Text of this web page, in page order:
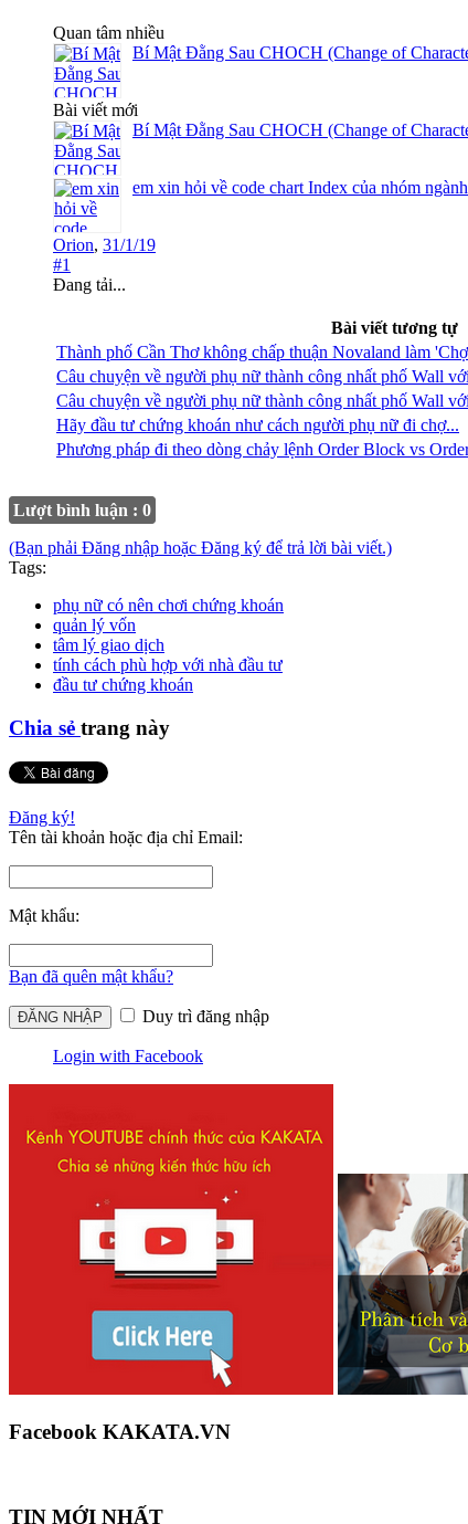
Quan tâm nhiều
Bí Mật Đằng Sau CHOCH (Change of
Bài viết mới
Bí Mật Đằng Sau CHOCH (Change of
em xin hỏi về code chart Index của nhóm
Orion, 31/1/19
#1
Đang tải...
Bài viết tương tự
Thành phố Cần Thơ không chấp thuận Novaland làm
Câu chuyện về người phụ nữ thành công nhất phố Wall
Câu chuyện về người phụ nữ thành công nhất phố Wall
Hãy đầu tư chứng khoán như cách người phụ nữ đi chợ...
Phương pháp đi theo dòng chảy lệnh Order Block vs
Lượt bình luận : 0
(Bạn phải Đăng nhập hoặc Đăng ký để trả lời bài viết.)
Tags:
phụ nữ có nên chơi chứng khoán
quản lý vốn
tâm lý giao dịch
tính cách phù hợp với nhà đầu tư
đầu tư chứng khoán
Chia sẻ trang này
Đăng ký!
Tên tài khoản hoặc địa chỉ Email:
Mật khẩu:
Bạn đã quên mật khẩu?
Duy trì đăng nhập
Login with Facebook
Facebook KAKATA.VN
TIN MỚI NHẤT